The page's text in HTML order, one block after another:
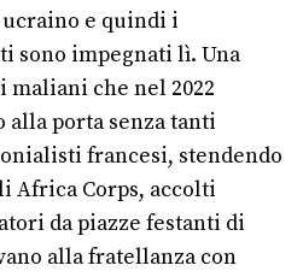
e quindi i
sono impegnati lì. Una
che nel 2022
alla porta senza tanti
francesi, stendendo
Africa Corps, accolti
da piazze festanti di
alla fratellanza con